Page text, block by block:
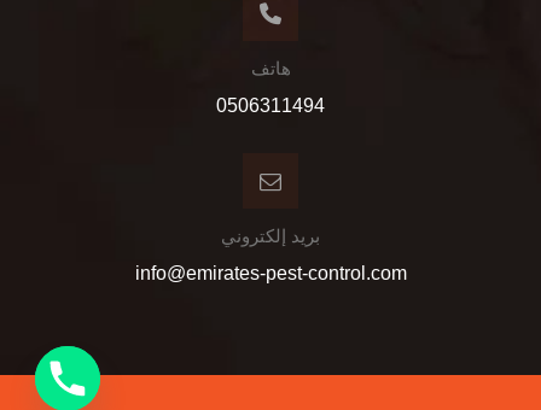
هاتف
0506311494
بريد إلكتروني
info@emirates-pest-control.com